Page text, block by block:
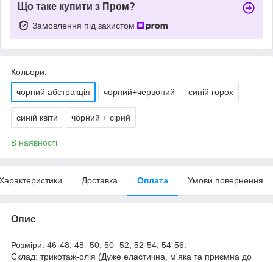
Що таке купити з Пром?
Замовлення під захистом
Кольори:
чорний абстракція чорний+червоний синій горох
синій квіти чорний + сірий
В наявності
Доставка Оплата Умови повернення
Опис
Розміри: 46-48, 48- 50, 50- 52, 52-54, 54-56.
Склад: трикотаж-олія (Дуже еластична, м'яка та приємна до